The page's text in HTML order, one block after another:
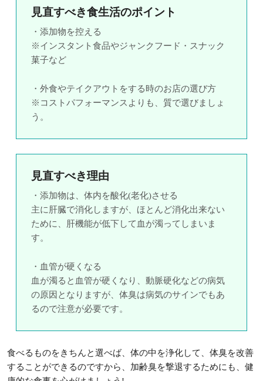
見直すべき食生活のポイント
・添加物を控える
※インスタント食品やジャンクフード・スナック
菓子など
・外食やテイクアウトをする時のお店の選び方
※コストパフォーマンスよりも、質で選びましょ
う。
見直すべき理由
・添加物は、体内を酸化(老化)させる
主に肝臓で消化しますが、ほとんど消化出来ない
ために、肝機能が低下して血が濁ってしまいま
す。
・血管が硬くなる
血が濁ると血管が硬くなり、動脈硬化などの病気
の原因となりますが、体臭は病気のサインでもあ
るので注意が必要です。
食べるものをきちんと選べば、体の中を浄化して、体臭を改善
することができるのですから、加齢臭を撃退するためにも、健